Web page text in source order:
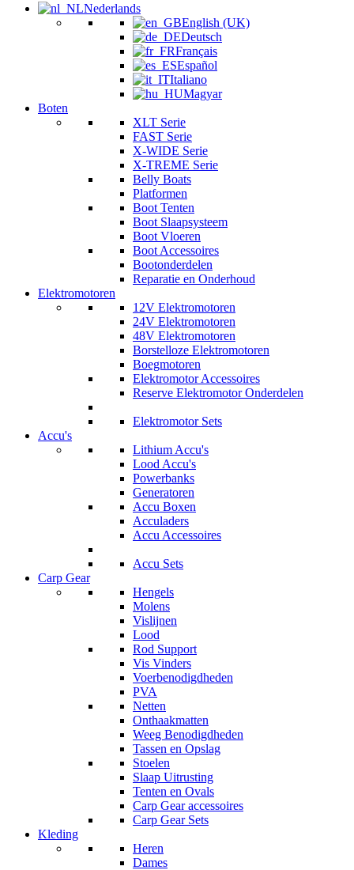
Nederlands
English (UK)
Deutsch
Français
Español
Italiano
Magyar
Boten
XLT Serie
FAST Serie
X-WIDE Serie
X-TREME Serie
Belly Boats
Platformen
Boot Tenten
Boot Slaapsysteem
Boot Vloeren
Boot Accessoires
Bootonderdelen
Reparatie en Onderhoud
Elektromotoren
12V Elektromotoren
24V Elektromotoren
48V Elektromotoren
Borstelloze Elektromotoren
Boegmotoren
Elektromotor Accessoires
Reserve Elektromotor Onderdelen
Elektromotor Sets
Accu's
Lithium Accu's
Lood Accu's
Powerbanks
Generatoren
Accu Boxen
Acculaders
Accu Accessoires
Accu Sets
Carp Gear
Hengels
Molens
Vislijnen
Lood
Rod Support
Vis Vinders
Voerbenodigdheden
PVA
Netten
Onthaakmatten
Weeg Benodigdheden
Tassen en Opslag
Stoelen
Slaap Uitrusting
Tenten en Ovals
Carp Gear accessoires
Carp Gear Sets
Kleding
Heren
Dames